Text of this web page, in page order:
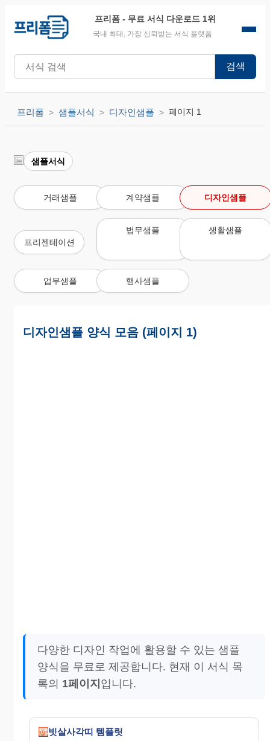
프리폼 - 무료 서식 다운로드 1위
국내 최대, 가장 신뢰받는 서식 플랫폼
검색
프리폼 샘플서식 디자인샘플 페이지 1
샘플서식
거래샘플 계약샘플 디자인샘플
프리젠테이션
법무샘플 생활샘플
업무샘플 행사샘플
디자인샘플 양식 모음 (페이지 1)
다양한 디자인 작업에 활용할 수 있는 샘플
양식을 무료로 제공합니다. 현재 이 서식 목
록의 1페이지 입니다.
빗살사각띠 템플릿